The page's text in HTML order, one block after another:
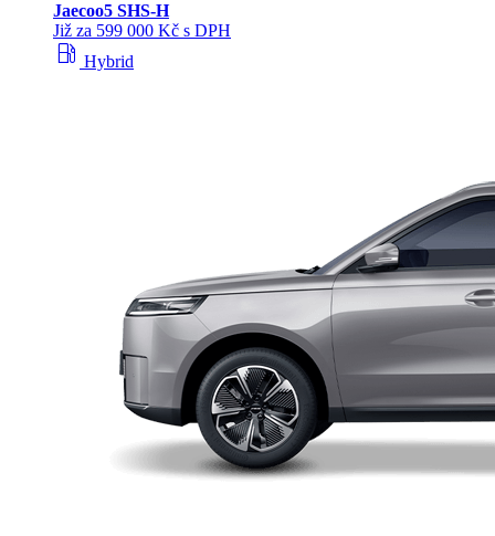
Jaecoo5 SHS-H
Již za 599 000 Kč s DPH
local_gas_station Hybrid